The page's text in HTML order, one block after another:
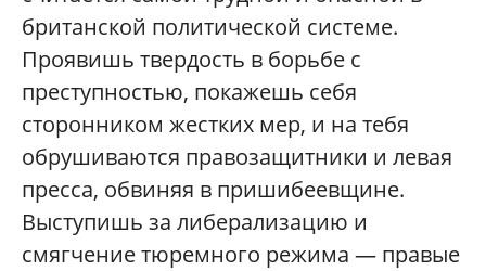
британской политической системе.
Проявишь твердость в борьбе с
преступностью, покажешь себя
сторонником жестких мер, и на тебя
обрушиваются правозащитники и левая
пресса, обвиняя в пришибеевщине.
Выступишь за либерализацию и
смягчение тюремного режима — правые